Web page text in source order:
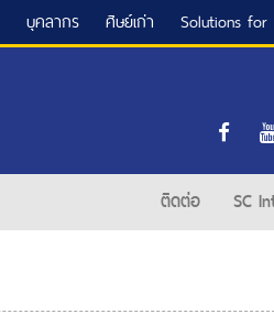
บุคลากร ศิษย์เก่า Solutions for
ติดต่อ SC